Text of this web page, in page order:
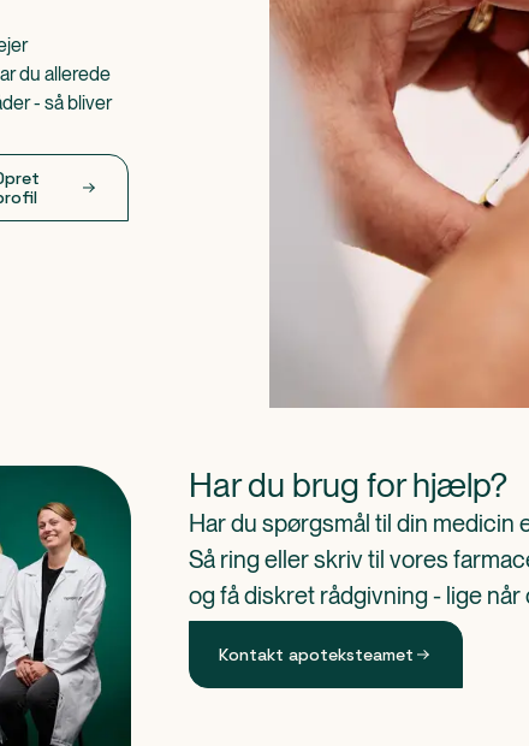
du allerede
- så bliver
Har du brug for hjælp?
Har du spørgsmål til din medicin
Så ring eller skriv til vores
og få diskret rådgivning - lige når
Kontakt apoteksteamet